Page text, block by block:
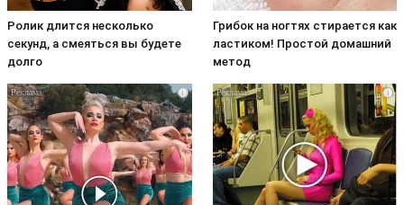
Ролик длится несколько
секунд, а смеяться вы будете
долго
Грибок на ногтях стирается как
ластиком! Простой домашний
метод
i i